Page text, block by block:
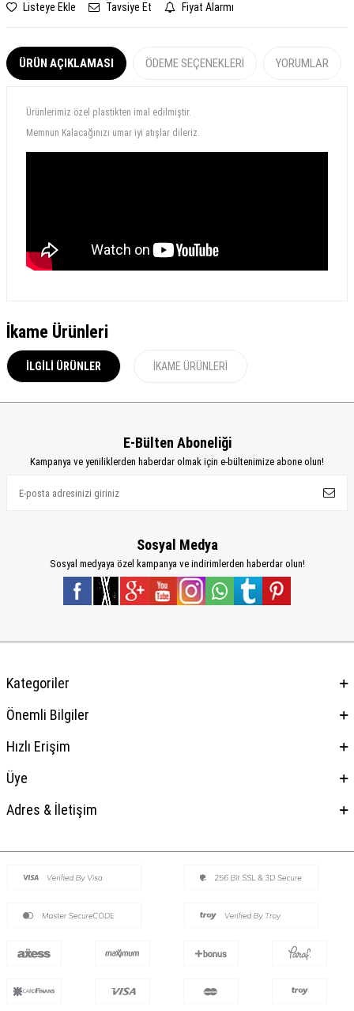
Listeye Ekle Tavsiye Et Fiyat Alarmı
ÜRÜN AÇIKLAMASI ÖDEME SEÇENEKLERI YORUMLAR
Ürünlerimiz özel plastikten imal edilmiştir.
Memnun Kalacağınızı umar iyi atışlar dileriz.
İkame Ürünleri
İLGILI ÜRÜNLER İKAME ÜRÜNLERI
E-Bülten Aboneliği
Kampanya ve yeniliklerden haberdar olmak için e-bültenimize abone olun!
Sosyal Medya
Sosyal medyaya özel kampanya ve indirimlerden haberdar olun!
Kategoriler
Önemli Bilgiler
Hızlı Erişim
Üye
Adres & İletişim